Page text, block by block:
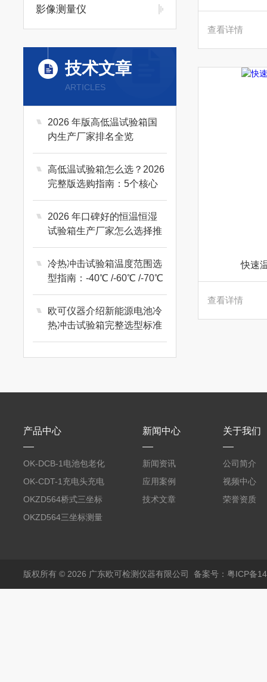
影像测量仪
技术文章
ARTICLES
2026 年版高低温试验箱国
内生产厂家排名全览
高低温试验箱怎么选？2026
完整版选购指南：5个核心
参数避开90%的坑
2026 年口碑好的恒温恒湿
试验箱生产厂家怎么选择推
荐？
冷热冲击试验箱温度范围选
型指南：-40℃ /-60℃ /-70℃
核心区别
欧可仪器介绍新能源电池冷
热冲击试验箱完整选型标准
查看详情
快速
查看详情
产品中心
OK-DCB-1电池包老化
测试系统
OK-CDT-1充电头充电
宝测试系统
OKZD564桥式三坐标
测量仪
OKZD564三坐标测量
新闻中心
新闻资讯
应用案例
技术文章
关于我们
公司简介
视频中心
荣誉资质
版权所有 © 2026 广东欧可检测仪器有限公司 备案号：粤ICP备